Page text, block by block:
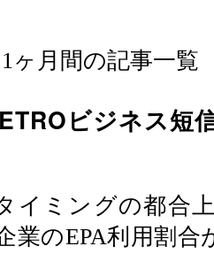
ヶ月間の記事一覧
ビジネス短
イミングの都合
業のEPA利用割合